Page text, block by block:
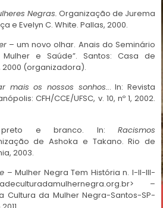
Negras. Organização de Jurema
e Evelyn C. White. Pallas, 2000.
– um novo olhar. Anais do Seminário
Mulher e Saúde”. Santos: Casa de
2000 (organizadora).
mais os nossos sonhos... In: Revista
CFH/CCE/UFSC, v. 10, nº 1, 2002.
preto e branco. In: Racismos
deAshoka e Takano. Rio de
2003.
– Mulher Negra Tem História n. I-II-III-
–
Cultura da Mulher Negra-Santos-SP-